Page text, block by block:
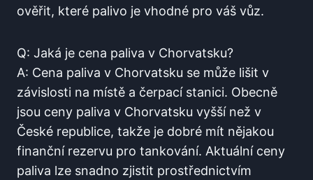
ověřit, které ⁣palivo je vhodné⁣ pro váš vůz. ⁤
Q: ‍Jaká​ je⁤ cena⁢ paliva v Chorvatsku?
A:⁣ Cena paliva v Chorvatsku ⁤se může ⁤lišit v
závislosti na místě a čerpací stanici. Obecně
jsou ceny paliva v Chorvatsku vyšší ⁢než v
České republice, takže ⁢je dobré mít nějakou
finanční rezervu pro tankování. ⁢Aktuální ceny
paliva lze snadno zjistit prostřednictvím